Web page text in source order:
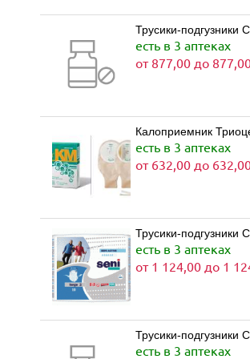
Трусики-
есть в 3 аптеках
от 877,00 до
Калоприемник
есть в 3 аптеках
от 632,00 до
Трусики-
есть в 3 аптеках
от 1 124,00 до 1
Трусики-
есть в 3 аптеках